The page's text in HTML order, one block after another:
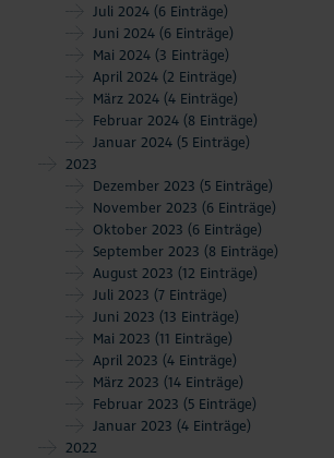
Juli 2024 (6 Einträge)
Juni 2024 (6 Einträge)
Mai 2024 (3 Einträge)
April 2024 (2 Einträge)
März 2024 (4 Einträge)
Februar 2024 (8 Einträge)
Januar 2024 (5 Einträge)
2023
Dezember 2023 (5 Einträge)
November 2023 (6 Einträge)
Oktober 2023 (6 Einträge)
September 2023 (8 Einträge)
August 2023 (12 Einträge)
Juli 2023 (7 Einträge)
Juni 2023 (13 Einträge)
Mai 2023 (11 Einträge)
April 2023 (4 Einträge)
März 2023 (14 Einträge)
Februar 2023 (5 Einträge)
Januar 2023 (4 Einträge)
2022